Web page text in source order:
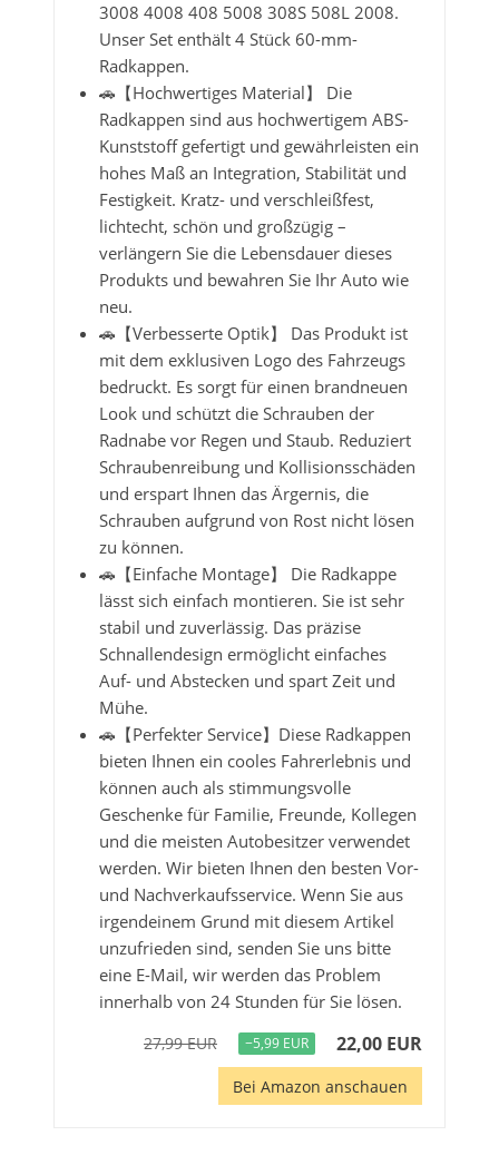
3008 4008 408 5008 308S 508L 2008.
Unser Set enthält 4 Stück 60-mm-
Radkappen.
🚗【Hochwertiges Material】 Die
Radkappen sind aus hochwertigem ABS-
Kunststoff gefertigt und gewährleisten ein
hohes Maß an Integration, Stabilität und
Festigkeit. Kratz- und verschleißfest,
lichtecht, schön und großzügig –
verlängern Sie die Lebensdauer dieses
Produkts und bewahren Sie Ihr Auto wie
neu.
🚗【Verbesserte Optik】 Das Produkt ist
mit dem exklusiven Logo des Fahrzeugs
bedruckt. Es sorgt für einen brandneuen
Look und schützt die Schrauben der
Radnabe vor Regen und Staub. Reduziert
Schraubenreibung und Kollisionsschäden
und erspart Ihnen das Ärgernis, die
Schrauben aufgrund von Rost nicht lösen
zu können.
🚗【Einfache Montage】 Die Radkappe
lässt sich einfach montieren. Sie ist sehr
stabil und zuverlässig. Das präzise
Schnallendesign ermöglicht einfaches
Auf- und Abstecken und spart Zeit und
Mühe.
🚗【Perfekter Service】Diese Radkappen
bieten Ihnen ein cooles Fahrerlebnis und
können auch als stimmungsvolle
Geschenke für Familie, Freunde, Kollegen
und die meisten Autobesitzer verwendet
werden. Wir bieten Ihnen den besten Vor-
und Nachverkaufsservice. Wenn Sie aus
irgendeinem Grund mit diesem Artikel
unzufrieden sind, senden Sie uns bitte
eine E-Mail, wir werden das Problem
innerhalb von 24 Stunden für Sie lösen.
27,99 EUR −5,99 EUR 22,00 EUR
Bei Amazon anschauen